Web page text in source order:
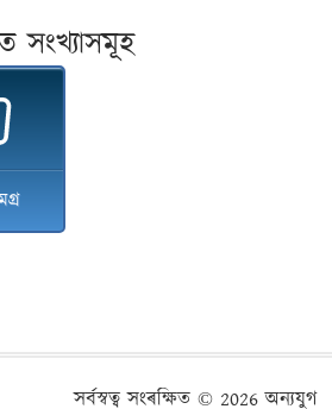
সংখ্যাসমূহ
সৰ্বস্বত্ব সংৰক্ষিত © 2026 অন্যযুগ